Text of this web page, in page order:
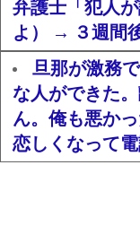
弁護士「犯人
よ） → ３週間
旦那が激務
な人ができた
ん。俺も悪か
恋しくなって